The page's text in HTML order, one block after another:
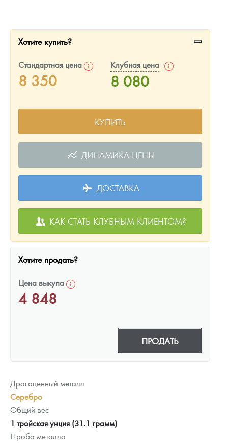
Наборы подарочных и коллекционных монет
Монеты и жетоны из недрагоценных металлов
Хотите купить?
Стандартная цена
8 350
Клубная цена
8 080
КУПИТЬ
ДИНАМИКА ЦЕНЫ
ДОСТАВКА
КАК СТАТЬ КЛУБНЫМ КЛИЕНТОМ?
Хотите продать?
Цена выкупа
4 848
ПРОДАТЬ
Драгоценный металл
Серебро
Общий вес
1 тройская унция (31.1 грамм)
Проба металла